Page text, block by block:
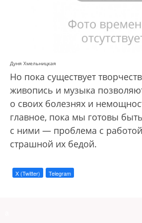
Дуня Хмельницкая
Но пока существует
живопись и музыка
о своих болезнях и
главное, пока мы готовы
с ними — проблема с
страшной их бедой.
X (Twitter) Telegram